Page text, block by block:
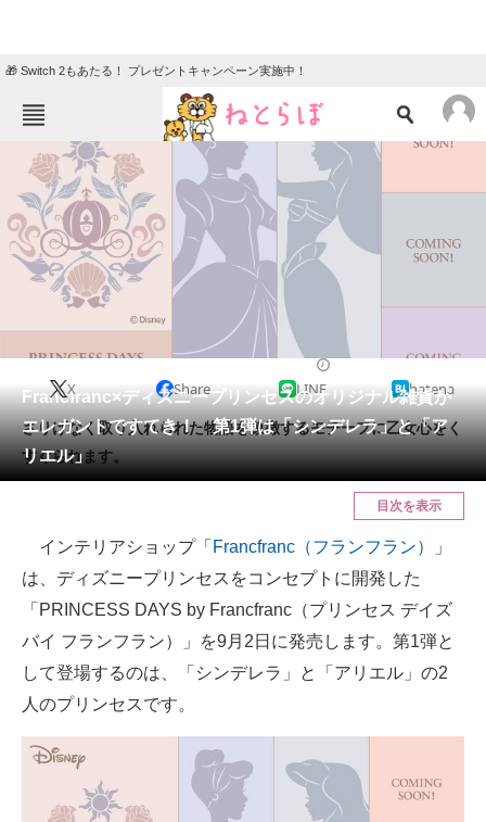
🎁 Switch 2もあたる！ プレゼントキャンペーン実施中！
ねとらぼメニュー
TOP ニュース
エンタメ クイズ
グルメ 地域
教育・育児
リサーチ
会員記事
メディア
注目記事を集めた総合ページ
スマホと通信の最新トレンド
好きが集まる 比べて選べる
AI活用のいまが分かる
企業ITのトレンドを詳説
Francfranc×ディズニープリンセスのオリジナル雑貨が
エレガントですてき！ 第1弾は「シンデレラ」と「ア
リエル」
X Share LINE hatena
さりげなく取り入れられた物語を象徴するモチーフに乙女心をく
すぐられます。
目次を表示
インテリアショップ「 Francfranc（フランフラン）
」
は、ディズニープリンセスをコンセプトに開発した
「PRINCESS DAYS by Francfranc（プリンセス デイズ
バイ フランフラン）」を9月2日に発売します。第1弾と
して登場するのは、「シンデレラ」と「アリエル」の2
人のプリンセスです。